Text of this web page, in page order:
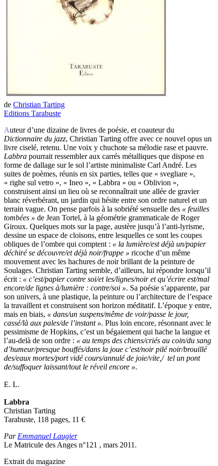
de Christian Tarting
Editions Tarabuste
Auteur d’une dizaine de livres de poésie, et coauteur du
Dictionnaire du jazz, Christian Tarting offre avec ce nouvel opus un
livre ciselé, retenu. Une voix y chuchote sa mélodie rase et pauvre.
Labbra pourrait ressembler aux carrés métalliques que dispose en
forme de dallage sur le sol l’artiste minimaliste Carl André. Les
suites de poèmes, réunis en six parties, telles que « svegliare »,
« righe sul vetro », « Ineo », « Labbra » ou « Oblivion »,
construisent ainsi un lieu où se reconnaîtrait une allée de gravier
blanc réverbérant, un jardin qui hésite entre son ordre naturel et un
terrain vague. On pense parfois à la sobriété sensuelle des « feuilles
tombées » de Jean Tortel, à la géométrie grammaticale de Roger
Giroux. Quelques mots sur la page, austère jusqu’à l’anti-lyrisme,
dessine un espace de cloisons, entre lesquelles ce sont les coupes
obliques de l’ombre qui comptent : « la lumière/est déjà un/papier
déchiré se découvre/et déjà noir/frappe » ricoche d’un même
mouvement avec les hachures de noir brillant de la peinture de
Soulages. Christian Tarting semble, d’ailleurs, lui répondre lorsqu’il
écrit : « c’est/papier contre soi/et les/lignes/noir et qu’écrire est/mal
encore/de lignes à/lumière : contre/soi ». Sa poésie s’apparente, par
son univers, à une plastique, la peinture ou l’architecture de l’espace
la travaillent et construisent son horizon méditatif. L’époque y entre,
mais en biais, « dans/un suspens/même de voir/passe le jour,
cassé/là aux pales/de l’instant ». Plus loin encore, résonnant avec le
pessimisme de Hopkins, c’est un bégaiement qui hache la langue et
l’au-delà de son ordre : « au temps des chiens/criés au coin/du sang
d’humeur/presque bouffés/dans la joue c’est/noir pilé noir/brouillé
des/eaux mortes/port vidé cours/annulé de joie/vite,/ tel un pont
de/suffoquer laissant/tout le réveil encore ».
E. L.
Labbra
Christian Tarting
Tarabuste, 118 pages, 11 €
ParEmmanuel Laugier
Le Matricule des Anges n°121 , mars 2011.
Extrait du magazine